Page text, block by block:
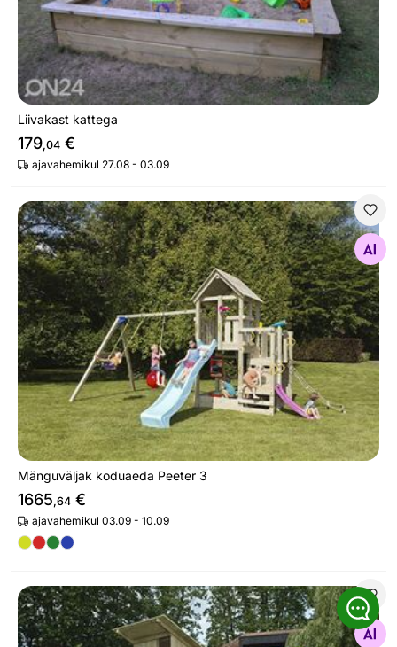
Liivakast kattega
179,04 €
ajavahemikul 27.08 - 03.09
Mänguväljak koduaeda Peeter 3
Otsi sarnaseid
Mänguväljak koduaeda Peeter 3
1665,64 €
ajavahemikul 03.09 - 10.09
Mänguväljak koduaeda Richard 3
Otsi sarnaseid